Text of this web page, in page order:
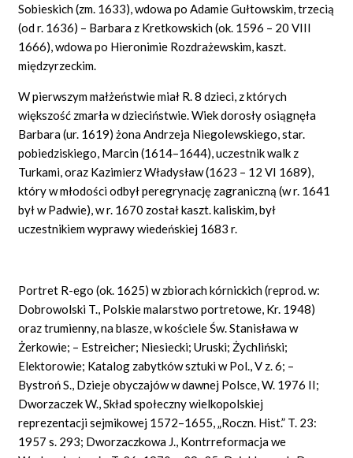
Sobieskich (zm. 1633), wdowa po Adamie Gułtowskim, trzecią
(od r. 1636) – Barbara z Kretkowskich (ok. 1596 – 20 VIII
1666), wdowa po Hieronimie Rozdrażewskim, kaszt.
międzyrzeckim.
W pierwszym małżeństwie miał R. 8 dzieci, z których
większość zmarła w dzieciństwie. Wiek dorosły osiągnęła
Barbara (ur. 1619) żona Andrzeja Niegolewskiego, star.
pobiedziskiego, Marcin (1614–1644), uczestnik walk z
Turkami, oraz Kazimierz Władysław (1623 – 12 VI 1689),
który w młodości odbył peregrynację zagraniczną (w r. 1641
był w Padwie), w r. 1670 został kaszt. kaliskim, był
uczestnikiem wyprawy wiedeńskiej 1683 r.
Portret R-ego (ok. 1625) w zbiorach kórnickich (reprod. w:
Dobrowolski T., Polskie malarstwo portretowe, Kr. 1948)
oraz trumienny, na blasze, w kościele Św. Stanisława w
Żerkowie; – Estreicher; Niesiecki; Uruski; Żychliński;
Elektorowie; Katalog zabytków sztuki w Pol., V z. 6; –
Bystroń S., Dzieje obyczajów w dawnej Polsce, W. 1976 II;
Dworzaczek W., Skład społeczny wielkopolskiej
reprezentacji sejmikowej 1572–1655, „Roczn. Hist.” T. 23:
1957 s. 293; Dworzaczkowa J., Kontrreformacja we